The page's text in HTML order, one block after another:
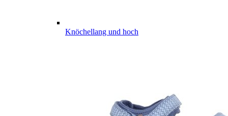
Knöchellang und hoch